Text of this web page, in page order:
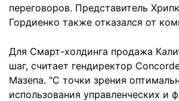
переговоров. Представитель
Гордиенко также отказался от
Для Смарт-холдинга продажа
шаг, считает гендиректор
Мазепа. "С точки зрения
использования управленческих и